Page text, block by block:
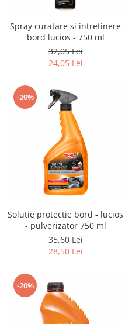
Spray curatare si intretinere
bord lucios - 750 ml
32,05 Lei
24,05 Lei
-20%
Solutie protectie bord - lucios
- pulverizator 750 ml
35,60 Lei
28,50 Lei
-20%